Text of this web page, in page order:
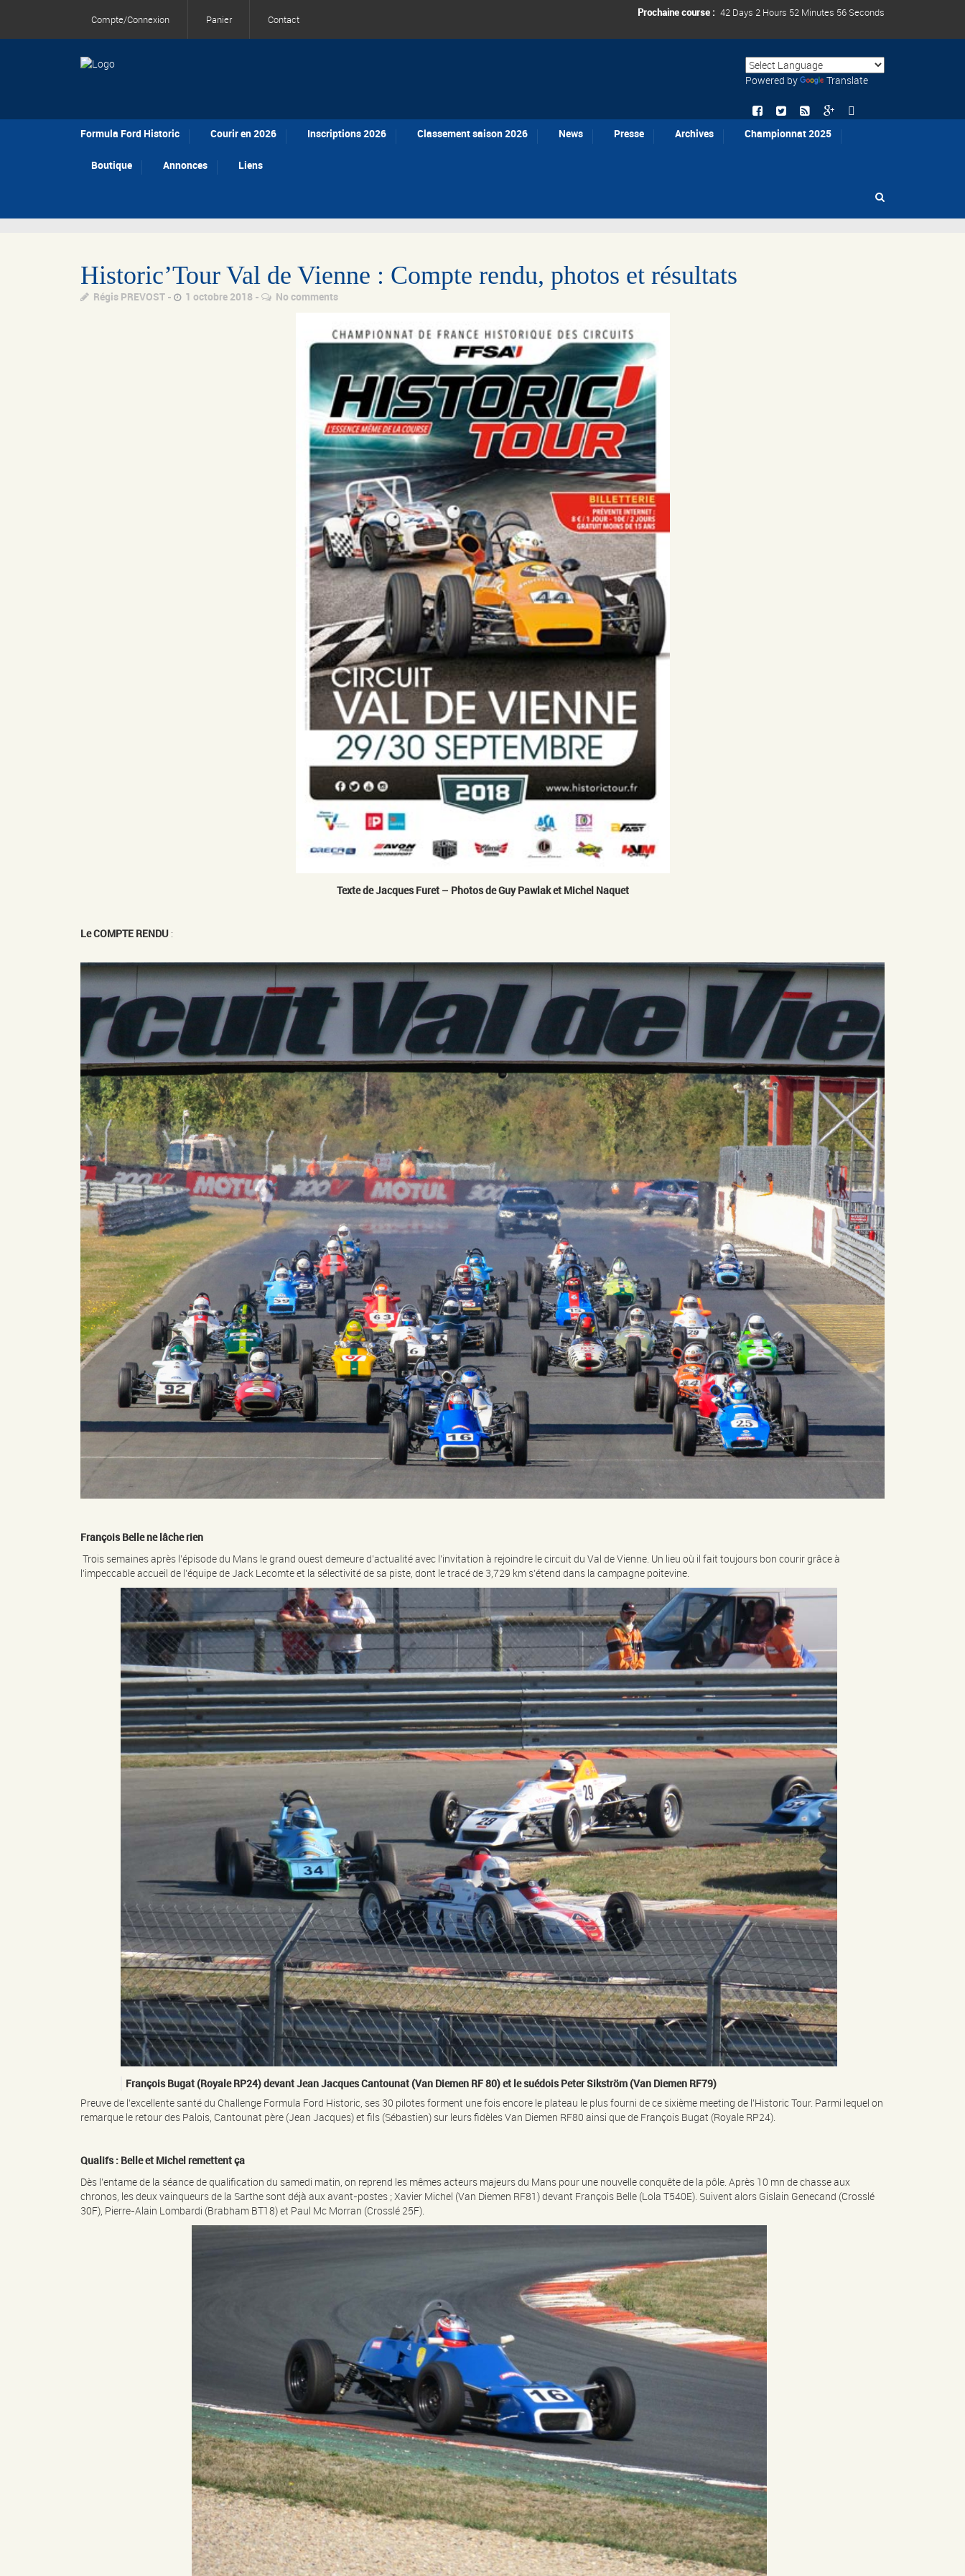
Compte/Connexion Panier Contact
Prochaine course : 42 Days 2 Hours 52 Minutes 54 Seconds
Powered by Translate
Formula Ford Historic Courir en 2026 Inscriptions 2026 Classement saison 2026 News Presse Archives Championnat 2025
Boutique Annonces Liens
Historic’Tour Val de Vienne : Compte rendu, photos et résultats
Régis PREVOST 1 octobre 2018 No comments
Texte de Jacques Furet – Photos de Guy Pawlak et Michel Naquet
Le COMPTE RENDU :
François Belle ne lâche rien
Trois semaines après l’épisode du Mans le grand ouest demeure d’actualité avec l’invitation à rejoindre le circuit du Val de Vienne. Un lieu où il fait toujours bon courir grâce à
l’impeccable accueil de l’équipe de Jack Lecomte et la sélectivité de sa piste, dont le tracé de 3,729 km s’étend dans la campagne poitevine.
François Bugat (Royale RP24) devant Jean Jacques Cantounat (Van Diemen RF 80) et le suédois Peter Sikström (Van Diemen RF79)
Preuve de l’excellente santé du Challenge Formula Ford Historic, ses 30 pilotes forment une fois encore le plateau le plus fourni de ce sixième meeting de l’Historic Tour. Parmi lequel on
remarque le retour des Palois, Cantounat père (Jean Jacques) et fils (Sébastien) sur leurs fidèles Van Diemen RF80 ainsi que de François Bugat (Royale RP24).
Qualifs : Belle et Michel remettent ça
Dès l’entame de la séance de qualification du samedi matin, on reprend les mêmes acteurs majeurs du Mans pour une nouvelle conquête de la pôle. Après 10 mn de chasse aux
chronos, les deux vainqueurs de la Sarthe sont déjà aux avant-postes ; Xavier Michel (Van Diemen RF81) devant François Belle (Lola T540E). Suivent alors Gislain Genecand (Crosslé
30F), Pierre-Alain Lombardi (Brabham BT18) et Paul Mc Morran (Crosslé 25F).